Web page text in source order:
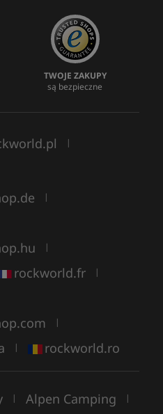
TWOJE ZAKUPY
są bezpieczne
|
|
|
rockworld.fr |
|
| rockworld.ro
| Alpen Camping |